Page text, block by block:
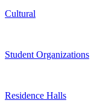
Cultural
Student Organizations
Residence Halls